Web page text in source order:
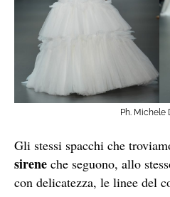
Ph. Michele
Gli stessi spacchi che
sirene che seguono, allo
con delicatezza, le linee del